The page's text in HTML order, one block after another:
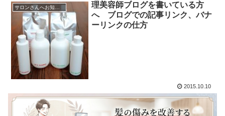
理美容師ブログを書いている方
へ ブログでの記事リンク、バナ
ーリンクの仕方
2015.10.10